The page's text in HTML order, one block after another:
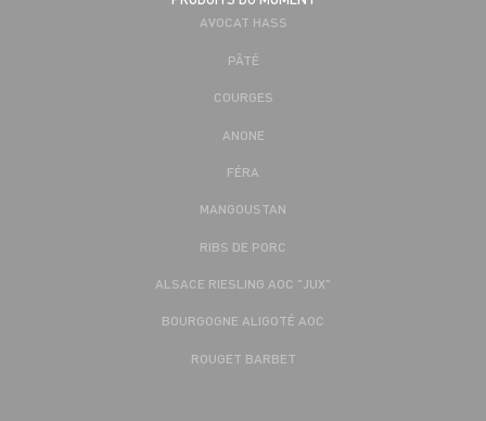
AVOCAT HASS
PÂTÉ
COURGES
ANONE
FÉRA
MANGOUSTAN
RIBS DE PORC
ALSACE RIESLING AOC "JUX"
BOURGOGNE ALIGOTÉ AOC
ROUGET BARBET